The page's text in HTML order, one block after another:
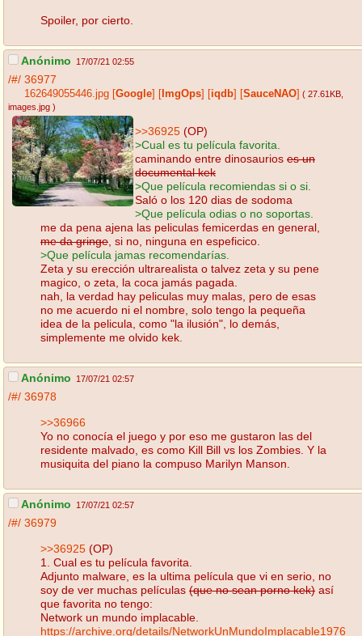
Spoiler, por cierto.
Anónimo 17/07/21 02:55
/#/ 36977
162649055446.jpg Google ImgOps iqdb SauceNAO ( 27.61KB
images.jpg )
>>36925 (OP)
>Cual es tu película favorita.
caminando entre dinosaurios es un
documental kek
>Que película recomiendas si o si.
Saló o los 120 dias de sodoma
>Que película odias o no soportas.
me da pena ajena las peliculas femicerdas en general,
me da gringe , si no, ninguna en espeficico.
>Que película jamas recomendarías.
Zeta y su erección ultrarealista o talvez zeta y su pene
magico, o zeta, la coca jamás pagada.
nah, la verdad hay peliculas muy malas, pero de esas
no me acuerdo ni el nombre, solo tengo la pequeña
idea de la pelicula, como "la ilusión", lo demás,
simplemente me olvido kek.
Anónimo 17/07/21 02:57
/#/ 36978
>>36966
Yo no conocía el juego y por eso me gustaron las del
residente malvado, es como Kill Bill vs los Zombies. Y la
musiquita del piano la compuso Marilyn Manson.
Anónimo 17/07/21 02:57
/#/ 36979
>>36925 (OP)
1. Cual es tu película favorita.
Adjunto malware, es la ultima película que vi en serio, no
soy de ver muchas películas (que no sean porno kek) así
que favorita no tengo:
Network un mundo implacable.
https://archive.org/details/NetworkUnMundoImplacable1976